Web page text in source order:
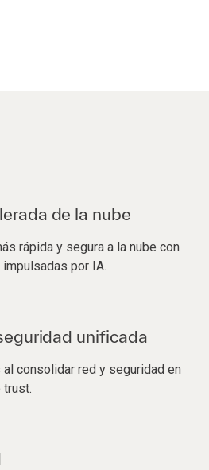
de la nube
rápida y segura a la nube con
por IA.
unificada
consolidar red y seguridad en
trust.